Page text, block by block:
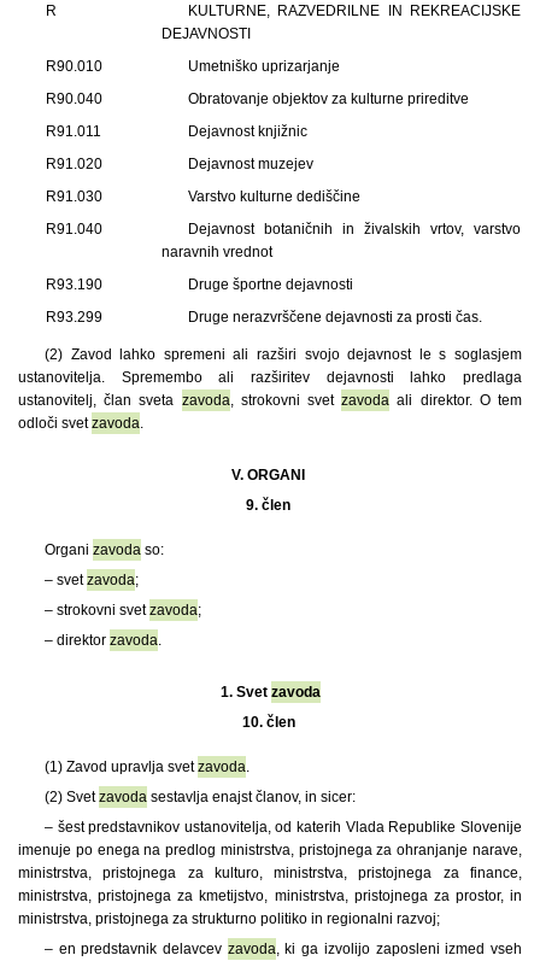
R
KULTURNE, RAZVEDRILNE IN REKREACIJSKE
DEJAVNOSTI
R90.010
Umetniško uprizarjanje
R90.040
Obratovanje objektov za kulturne prireditve
R91.011
Dejavnost knjižnic
R91.020
Dejavnost muzejev
R91.030
Varstvo kulturne dediščine
R91.040
Dejavnost botaničnih in živalskih vrtov, varstvo
naravnih vrednot
R93.190
Druge športne dejavnosti
R93.299
Druge nerazvrščene dejavnosti za prosti čas.
(2) Zavod lahko spremeni ali razširi svojo dejavnost le s soglasjem
ustanovitelja. Spremembo ali razširitev dejavnosti lahko predlaga
ustanovitelj, član sveta zavoda, strokovni svetzavoda ali direktor. O tem
odloči svetzavoda.
V. ORGANI
9. člen
Organi zavodaso:
– svetzavoda;
– strokovni svetzavoda;
– direktor zavoda.
1. Svet zavoda
10. člen
(1) Zavod upravlja svetzavoda.
(2) Svetzavodasestavlja enajst članov, in sicer:
– šest predstavnikov ustanovitelja, od katerih Vlada Republike Slovenije
imenuje po enega na predlog ministrstva, pristojnega za ohranjanje narave,
ministrstva, pristojnega za kulturo, ministrstva, pristojnega za finance,
ministrstva, pristojnega za kmetijstvo, ministrstva, pristojnega za prostor, in
ministrstva, pristojnega za strukturno politiko in regionalni razvoj;
– en predstavnik delavcev zavoda, ki ga izvolijo zaposleni izmed vseh